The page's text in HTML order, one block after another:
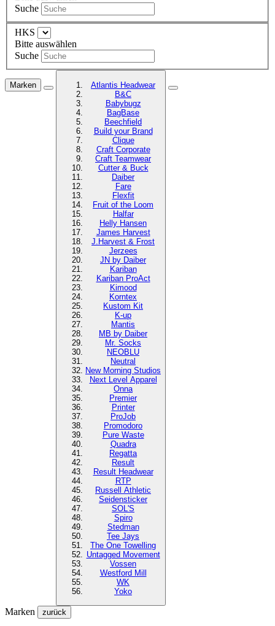
Suche
HKS
Bitte auswählen
Suche
Marken
Atlantis Headwear
B&C
Babybugz
BagBase
Beechfield
Build your Brand
Clique
Craft Corporate
Craft Teamwear
Cutter & Buck
Daiber
Fare
Flexfit
Fruit of the Loom
Halfar
Helly Hansen
James Harvest
J.Harvest & Frost
Jerzees
JN by Daiber
Kariban
Kariban ProAct
Kimood
Korntex
Kustom Kit
K-up
Mantis
MB by Daiber
Mr. Socks
NEOBLU
Neutral
New Morning Studios
Next Level Apparel
Onna
Premier
Printer
ProJob
Promodoro
Pure Waste
Quadra
Regatta
Result
Result Headwear
RTP
Russell Athletic
Seidensticker
SOL'S
Spiro
Stedman
Tee Jays
The One Towelling
Untagged Movement
Vossen
Westford Mill
WK
Yoko
Marken zurück